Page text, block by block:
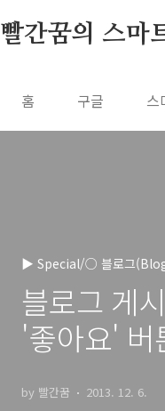
빨간꿈의 스마
홈 구글 스
▶ Special/○ 블로그
블로그 게
'좋아요' 버
by 빨간꿈 2013. 12. 6.